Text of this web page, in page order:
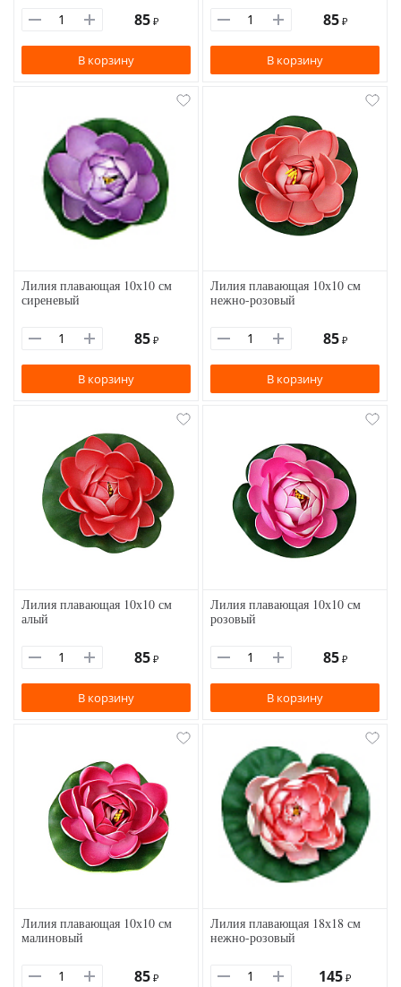
85 ₽
В корзину
85 ₽
В корзину
Лилия плавающая 10х10 см
сиреневый
85 ₽
В корзину
Лилия плавающая 10х10 см
нежно-розовый
85 ₽
В корзину
Лилия плавающая 10х10 см
алый
85 ₽
В корзину
Лилия плавающая 10х10 см
розовый
85 ₽
В корзину
Лилия плавающая 10х10 см
малиновый
85 ₽
Лилия плавающая 18х18 см
нежно-розовый
145 ₽